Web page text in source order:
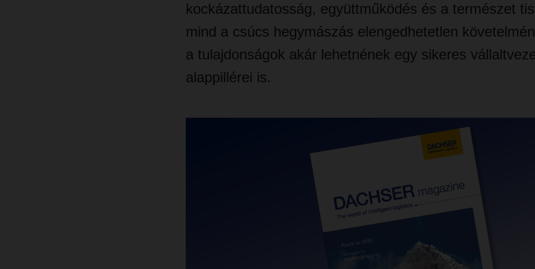
kockázattudatosság, együttműködés és a természet
mind a csúcs hegymászás elengedhetetlen
a tulajdonságok akár lehetnének egy sikeres
alappillérei is.